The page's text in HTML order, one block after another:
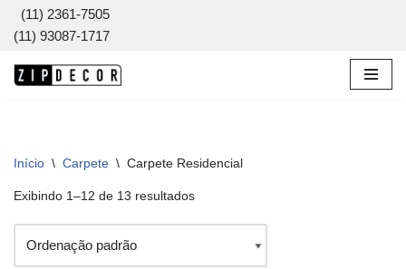
Pular
para
(11) 2361-7505
(11) 93087-1717
Início \ Carpete \ Carpete Residencial
Exibindo 1–12 de 13 resultados